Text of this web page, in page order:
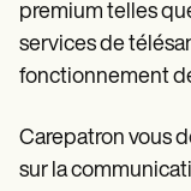
premium telles
services de
fonctionnement
Carepatron vous
sur la